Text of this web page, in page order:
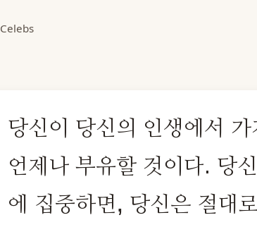
Celebs
당신이 당신의 인생에서
언제나 부유할 것이다. 당
에 집중하면, 당신은 절대